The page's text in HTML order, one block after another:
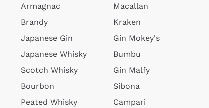
Armagnac
Brandy
Japanese Gin
Japanese Whisky
Scotch Whisky
Bourbon
Peated Whisky
Macallan
Kraken
Gin Mokey's
Bumbu
Gin Malfy
Sibona
Campari